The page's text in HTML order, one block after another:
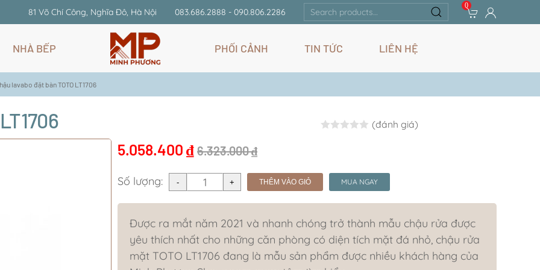
81 Võ Chí Công, Nghĩa Đô, Hà Nội 083.686.2888 - 090.806.2286
Search
for:
0
NHÀ BẾP PHỐI CẢNH TIN TỨC LIÊN HỆ
lavabo đặt bàn TOTO LT1706
Rated0.0out of 5
(đánh giá)
5.058.400 ₫ 6.323.000₫
Số lượng: THÊM VÀO GIỎ MUA NGAY
Được ra mắt năm 2021 và nhanh chóng trở thành mẫu chậu rửa được
yêu thích nhất cho những căn phòng có diện tích mặt đá nhỏ, chậu rửa
mặt TOTO LT1706 đang là mẫu sản phẩm được nhiều khách hàng của